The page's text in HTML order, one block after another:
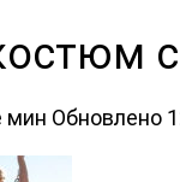
мин Обновлено